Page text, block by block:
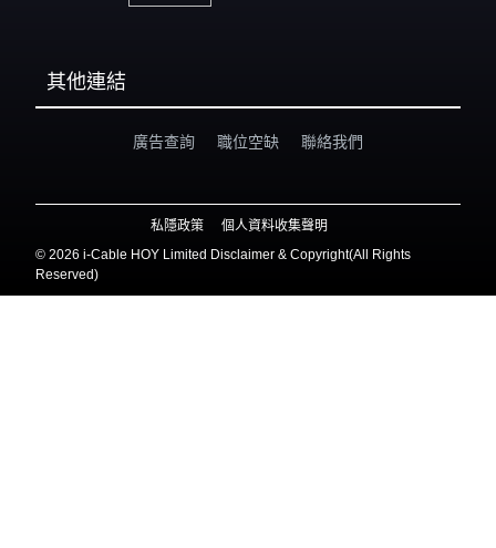
其他連結
廣告查詢 職位空缺 聯絡我們
私隱政策
個人資料收集聲明
© 2026 i-Cable HOY Limited Disclaimer & Copyright(All Rights
Reserved)